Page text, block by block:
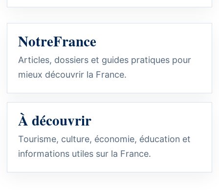
NotreFrance
Articles, dossiers et guides pratiques pour
mieux découvrir la France.
À découvrir
Tourisme, culture, économie, éducation et
informations utiles sur la France.